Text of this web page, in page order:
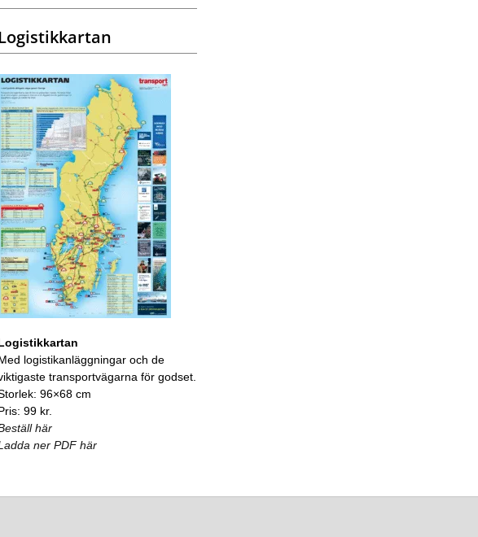
logistikanläggningar och de
transportvägarna för godset.
96×68 cm
99 kr.
här
ner PDF här